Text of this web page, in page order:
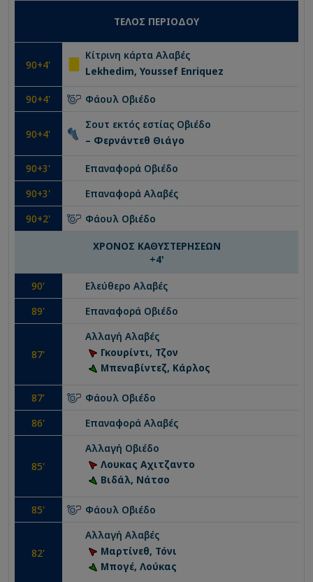
ΤΕΛΟΣ ΠΕΡΙΟΔΟΥ
90+4'
Κίτρινη κάρτα Αλαβές
Lekhedim, Youssef Enriquez
90+4' Φάουλ Οβιέδο
90+4'
Σουτ εκτός εστίας Οβιέδο
– Φερνάντεθ Θιάγο
90+3' Επαναφορά Οβιέδο
90+3' Επαναφορά Αλαβές
90+2' Φάουλ Οβιέδο
ΧΡΟΝΟΣ ΚΑΘΥΣΤΕΡΗΣΕΩΝ
+4'
90' Ελεύθερο Αλαβές
89' Επαναφορά Οβιέδο
87'
Αλλαγή Αλαβές
Γκουρίντι, Τζον
Μπεναβίντεζ, Κάρλος
87' Φάουλ Οβιέδο
86' Επαναφορά Αλαβές
85'
Αλλαγή Οβιέδο
Λουκας Αχιτζαντο
Βιδάλ, Νάτσο
85' Φάουλ Οβιέδο
82'
Αλλαγή Αλαβές
Μαρτίνεθ, Τόνι
Μπογέ, Λούκας